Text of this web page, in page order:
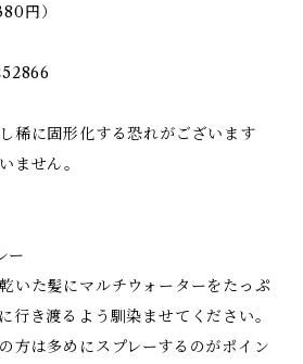
円）
稀に固形化する恐れがございます
ません。
ー
いた髪にマルチウォーターをたっぷ
行き渡るよう馴染ませてください。
方は多めにスプレーするのがポイン